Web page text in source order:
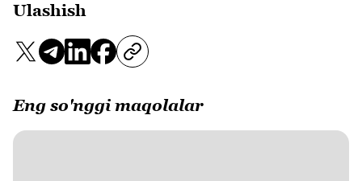
Ulashish
Eng so'nggi maqolalar